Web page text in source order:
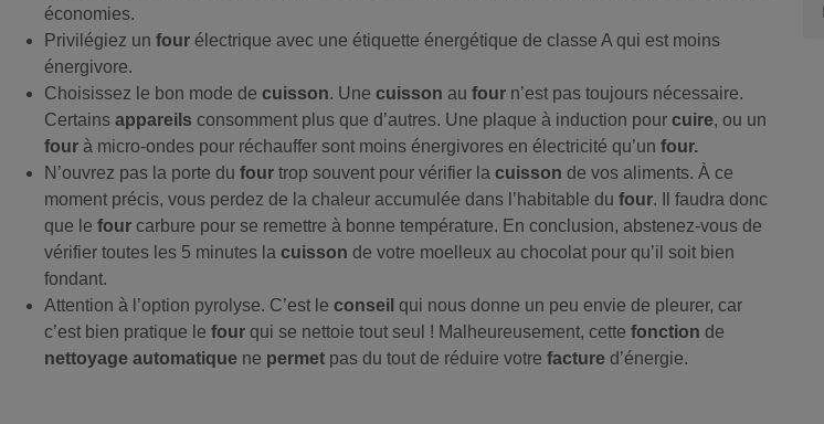
économies.
Privilégiez un four électrique avec une étiquette énergétique de classe A qui est moins
énergivore.
Choisissez le bon mode de cuisson. Une cuisson au four n’est pas toujours nécessaire.
Certains appareils consomment plus que d’autres. Une plaque à induction pour cuire, ou un
four à micro-ondes pour réchauffer sont moins énergivores en électricité qu’un four.
N’ouvrez pas la porte du four trop souvent pour vérifier la cuisson de vos aliments. À ce
moment précis, vous perdez de la chaleur accumulée dans l’habitable du four. Il faudra donc
que le four carbure pour se remettre à bonne température. En conclusion, abstenez-vous de
vérifier toutes les 5 minutes la cuisson de votre moelleux au chocolat pour qu’il soit bien
fondant.
Attention à l’option pyrolyse. C’est le conseil qui nous donne un peu envie de pleurer, car
c’est bien pratique le four qui se nettoie tout seul ! Malheureusement, cette fonction de
nettoyage automatique ne permet pas du tout de réduire votre facture d’énergie.